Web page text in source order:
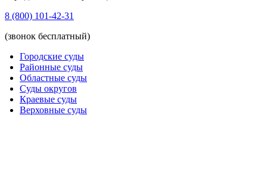
8 (800) 101-42-31
(звонок бесплатный)
Городские суды
Районные суды
Областные суды
Суды округов
Краевые суды
Верховные суды